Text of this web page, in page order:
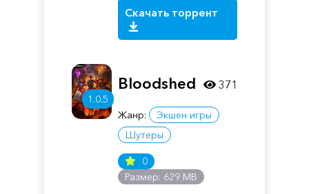
Скачать торрент
1.0.5
Bloodshed
Жанр:
Экшен игры
Шутеры
0
Размер: 629 MB
371